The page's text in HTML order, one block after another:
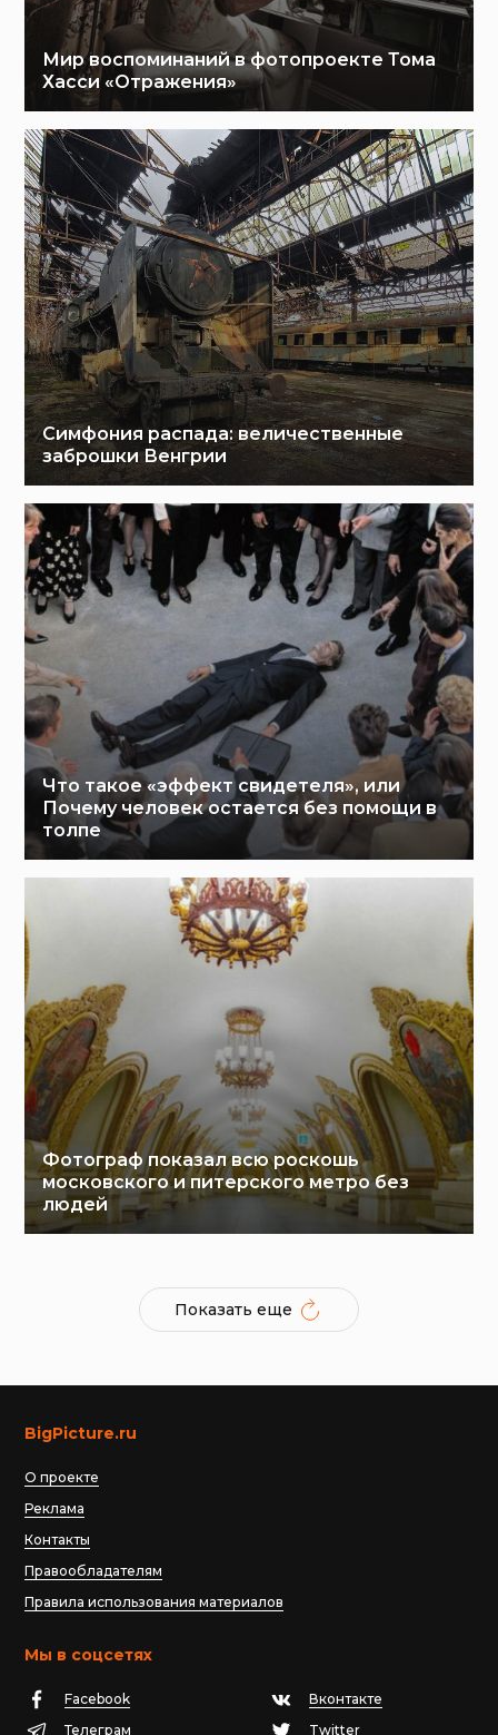
Мир воспоминаний в фотопроекте Тома
Хасси «Отражения»
Симфония распада: величественные
заброшки Венгрии
Что такое «эффект свидетеля», или
Почему человек остается без помощи в
толпе
Фотограф показал всю роскошь
московского и питерского метро без
людей
Показать еще
BigPicture.ru
О проекте
Реклама
Контакты
Правообладателям
Правила использования материалов
Мы в соцсетях
Facebook
Вконтакте
Телеграм
Twitter